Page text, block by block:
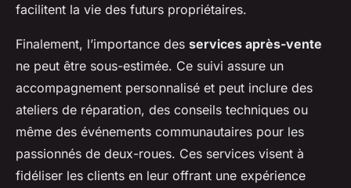
facilitent la vie des futurs propriétaires.
Finalement, l’importance des services après-vente
ne peut être sous-estimée. Ce suivi assure un
accompagnement personnalisé et peut inclure des
ateliers de réparation, des conseils techniques ou
même des événements communautaires pour les
passionnés de deux-roues. Ces services visent à
fidéliser les clients en leur offrant une expérience